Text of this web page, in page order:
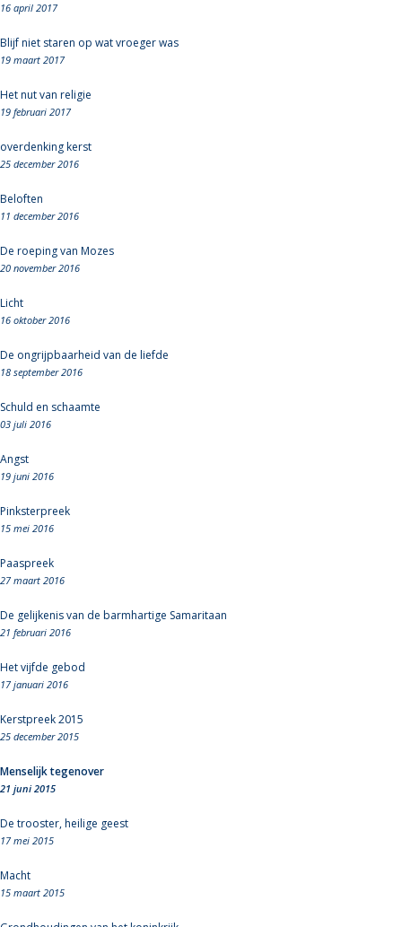
16 april 2017
Blijf niet staren op wat vroeger was
19 maart 2017
Het nut van religie
19 februari 2017
overdenking kerst
25 december 2016
Beloften
11 december 2016
De roeping van Mozes
20 november 2016
Licht
16 oktober 2016
De ongrijpbaarheid van de liefde
18 september 2016
Schuld en schaamte
03 juli 2016
Angst
19 juni 2016
Pinksterpreek
15 mei 2016
Paaspreek
27 maart 2016
De gelijkenis van de barmhartige Samaritaan
21 februari 2016
Het vijfde gebod
17 januari 2016
Kerstpreek 2015
25 december 2015
Menselijk tegenover
21 juni 2015
De trooster, heilige geest
17 mei 2015
Macht
15 maart 2015